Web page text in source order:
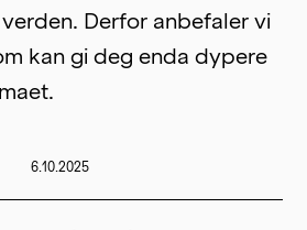
Derfor anbefaler vi
kan gi deg enda dypere
6.10.2025